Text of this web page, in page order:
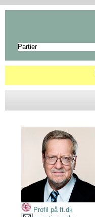
Partier
Profil på ft.dk